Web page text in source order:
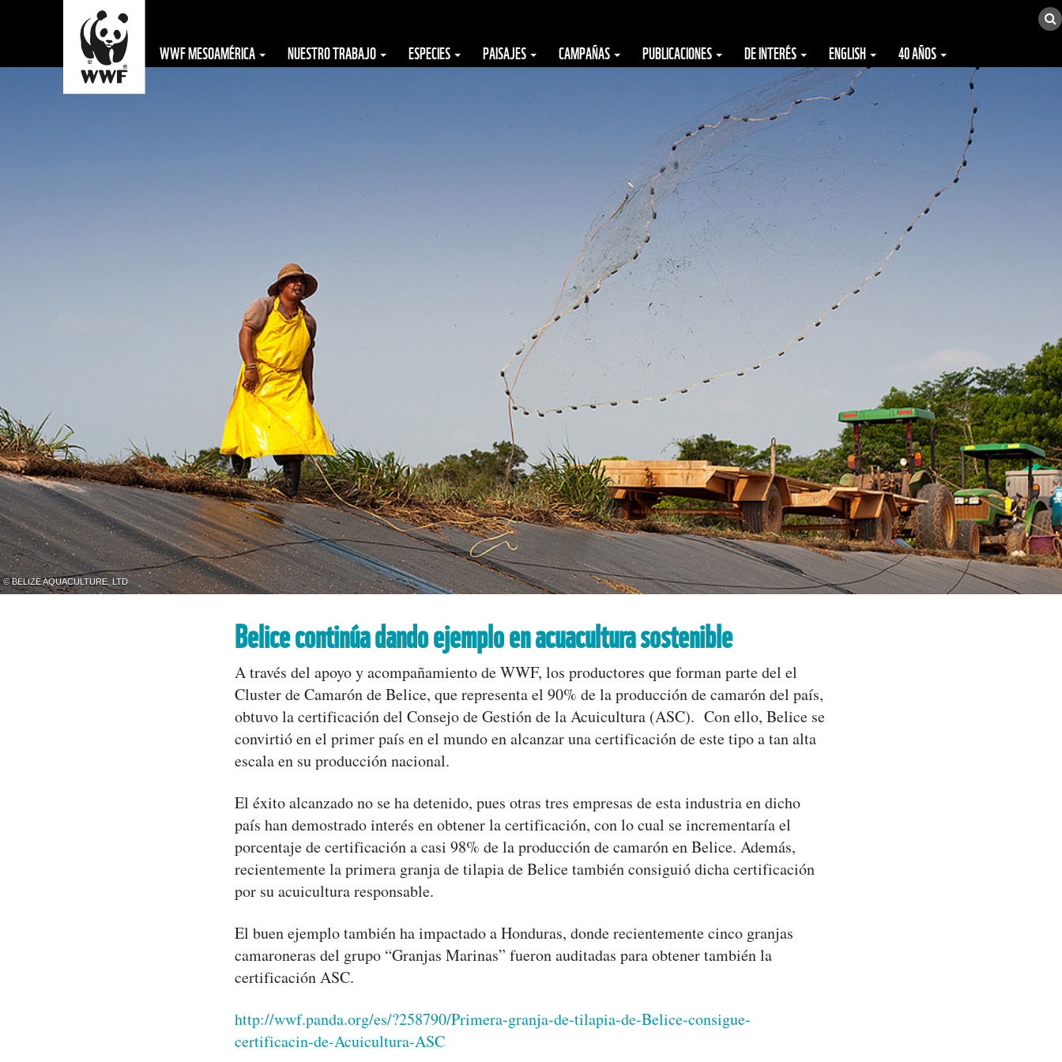
WWF MESOAMÉRICA NUESTRO TRABAJO ESPECIES PAISAJES CAMPAÑAS PUBLICACIONES DE INTERÉS ENGLISH 40 AÑOS
© BELIZE AQUACULTURE. LTD
Belice continúa dando ejemplo en acuacultura sostenible
A través del apoyo y acompañamiento de WWF, los productores que forman parte del el
Cluster de Camarón de Belice, que representa el 90% de la producción de camarón del país,
obtuvo la certificación del Consejo de Gestión de la Acuicultura (ASC). Con ello, Belice se
convirtió en el primer país en el mundo en alcanzar una certificación de este tipo a tan alta
escala en su producción nacional.
El éxito alcanzado no se ha detenido, pues otras tres empresas de esta industria en dicho
país han demostrado interés en obtener la certificación, con lo cual se incrementaría el
porcentaje de certificación a casi 98% de la producción de camarón en Belice. Además,
recientemente la primera granja de tilapia de Belice también consiguió dicha certificación
por su acuicultura responsable.
El buen ejemplo también ha impactado a Honduras, donde recientemente cinco granjas
camaroneras del grupo “Granjas Marinas” fueron auditadas para obtener también la
certificación ASC.
http://wwf.panda.org/es/?258790/Primera-granja-de-tilapia-de-Belice-consigue-
certificacin-de-Acuicultura-ASC